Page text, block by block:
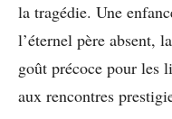
la tragédie. Une
l’éternel père absent,
goût précoce pour les
aux rencontres